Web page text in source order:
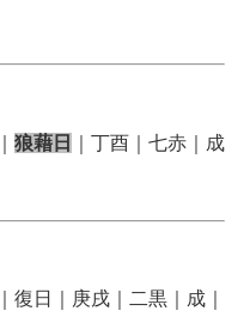
狼藉日
｜丁酉｜七赤｜成
｜復日｜庚戌｜二黒｜成｜